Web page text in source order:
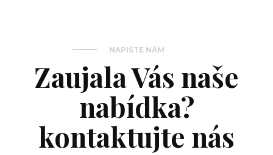
NAPIŠTE NÁM
Zaujala Vás naše
nabídka?
kontaktujte nás